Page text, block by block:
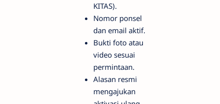
KITAS).
Nomor ponsel
dan email aktif.
Bukti foto atau
video sesuai
permintaan.
Alasan resmi
mengajukan